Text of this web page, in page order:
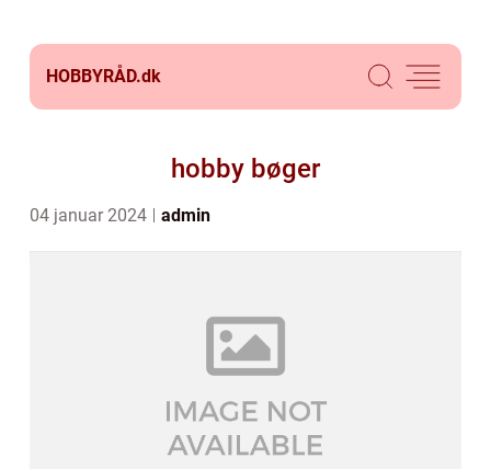
HOBBYRÅD.dk
hobby bøger
04 januar 2024 admin